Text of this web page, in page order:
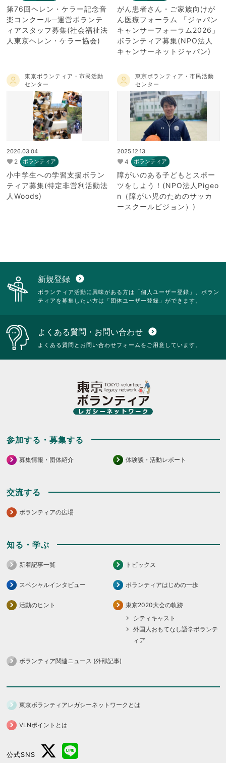
第76回ヘレン・ケラー記念音
楽コンクール─運営ボランテ
ィアスタッフ募集(社会福祉法
人東京ヘレン・ケラー協会)
がん患者さん・ご家族向けが
ん医療フォーラム 「ジャパン
キャンサーフォーラム2026」
ボランティア募集(NPO法人
キャンサーネットジャパン)
東京ボランティア・市民活動
センター
2026.03.04
2 ボランティア
小中学生への学習支援ボラン
ティア募集(特定非営利活動法
人Woods)
東京ボランティア・市民活動
センター
2025.12.13
4 ボランティア
障がいのある子どもとスポー
ツをしよう！(NPO法人Pigeo
n（障がい児のためのサッカ
ースクールピジョン）)
新規登録 expand_circle_down
ボランティア活動に興味がある方は「個人ユーザー登録」、ボラン
ティアを募集したい方は「団体ユーザー登録」ができます。
よくある質問・お問い合わせ expand_circle_down
よくある質問とお問い合わせフォームをご用意しています。
参加する・募集する
募集情報・団体紹介 体験談・活動レポート
交流する
ボランティアの広場
知る・学ぶ
新着記事一覧 トピックス
スペシャルインタビュー ボランティアはじめの一歩
活動のヒント
東京2020大会の軌跡
シティキャスト
外国人おもてなし語学ボランテ
ィア
ボランティア関連ニュース (外部記事)
東京ボランティアレガシーネットワークとは
VLNポイントとは
公式SNS